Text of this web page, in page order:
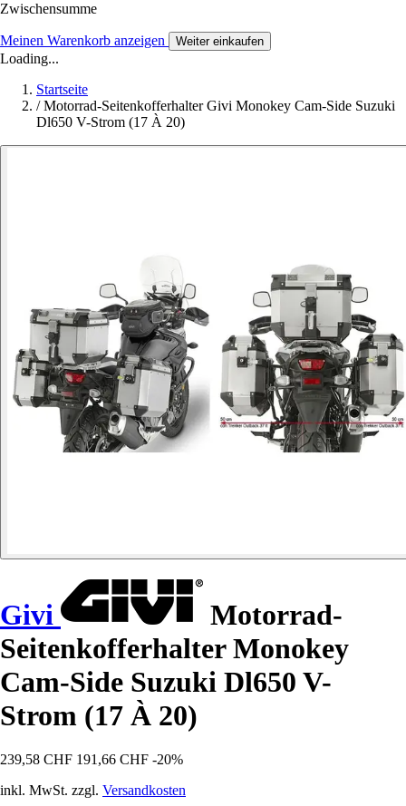
Zwischensumme
Meinen Warenkorb anzeigen Weiter einkaufen
Loading...
Startseite
/ Motorrad-Seitenkofferhalter Givi Monokey Cam-Side Suzuki
Dl650 V-Strom (17 À 20)
Givi
Motorrad-
Seitenkofferhalter Monokey
Cam-Side Suzuki Dl650 V-
Strom (17 À 20)
239,58 CHF 191,66 CHF -20%
inkl. MwSt. zzgl. Versandkosten